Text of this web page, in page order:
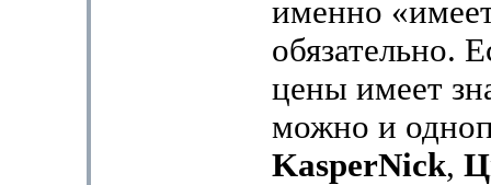
именно
обязательно.
цены имеет
можно и
KasperNick,